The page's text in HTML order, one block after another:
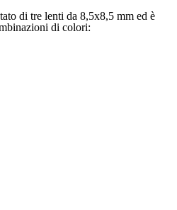
di tre lenti da 8,5x8,5 mm ed è
di colori: